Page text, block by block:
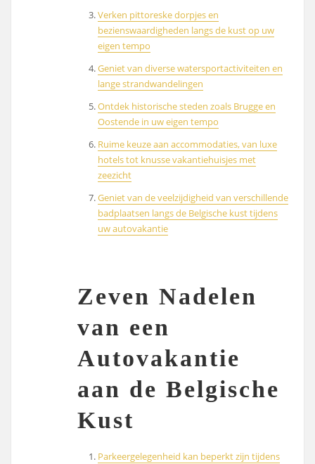
Verken pittoreske dorpjes en
bezienswaardigheden langs de kust op uw
eigen tempo
Geniet van diverse watersportactiviteiten en
lange strandwandelingen
Ontdek historische steden zoals Brugge en
Oostende in uw eigen tempo
Ruime keuze aan accommodaties, van luxe
hotels tot knusse vakantiehuisjes met
zeezicht
Geniet van de veelzijdigheid van verschillende
badplaatsen langs de Belgische kust tijdens
uw autovakantie
Zeven Nadelen
van een
Autovakantie
aan de Belgische
Kust
Parkeergelegenheid kan beperkt zijn tijdens